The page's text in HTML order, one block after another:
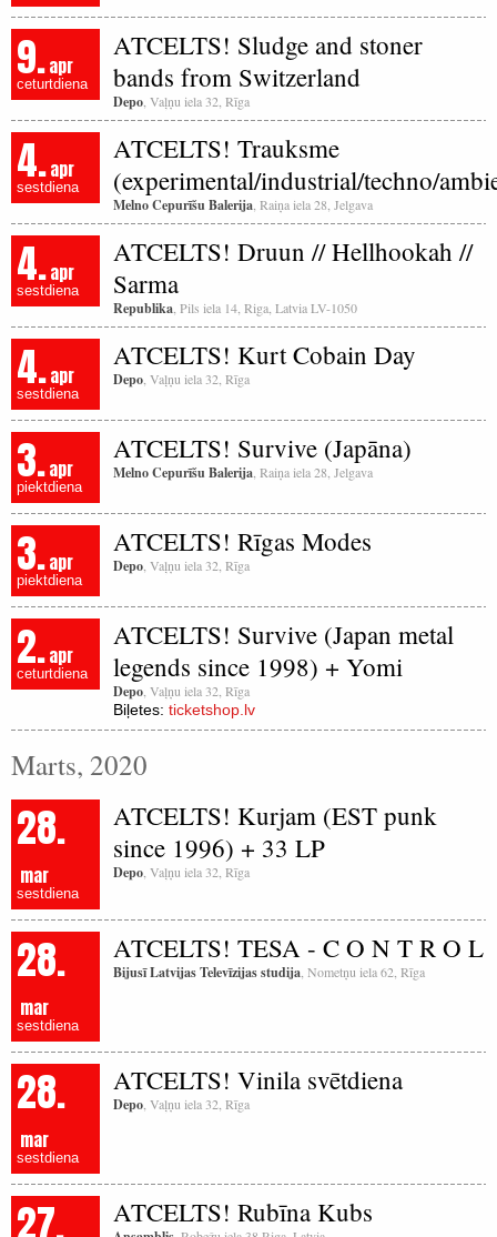
9.apr
ceturtdiena
ATCELTS! Sludge and stoner
bands from Switzerland
Depo , Vaļņu iela 32, Rīga
4.apr
sestdiena
ATCELTS! Trauksme
(experimental/industrial/techno/
Melno Cepurīšu Balerija , Raiņa iela 28, Jelgava
4.apr
sestdiena
ATCELTS! Druun // Hellhookah //
Sarma
Republika , Pils iela 14, Riga, Latvia LV-1050
4.apr
sestdiena
ATCELTS! Kurt Cobain Day
Depo , Vaļņu iela 32, Rīga
3.apr
piektdiena
ATCELTS! Survive (Japāna)
Melno Cepurīšu Balerija , Raiņa iela 28, Jelgava
3.apr
piektdiena
ATCELTS! Rīgas Modes
Depo , Vaļņu iela 32, Rīga
2.apr
ceturtdiena
ATCELTS! Survive (Japan metal
legends since 1998) + Yomi
Depo , Vaļņu iela 32, Rīga
Biļetes: ticketshop.lv
Marts, 2020
28.
mar
sestdiena
ATCELTS! Kurjam (EST punk
since 1996) + 33 LP
Depo , Vaļņu iela 32, Rīga
28.
mar
sestdiena
ATCELTS! TESA - C O N T R O L
Bijusī Latvijas Televīzijas studija , Nometņu iela 62, Rīga
28.
mar
sestdiena
ATCELTS! Vinila svētdiena
Depo , Vaļņu iela 32, Rīga
27. ATCELTS! Rubīna Kubs